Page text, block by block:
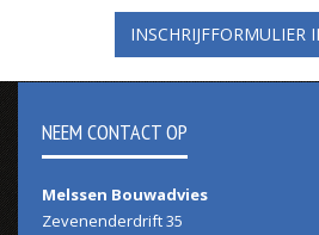
INSCHRIJFFORMULIER
NEEM CONTACT OP
Melssen Bouwadvies
Zevenenderdrift 35